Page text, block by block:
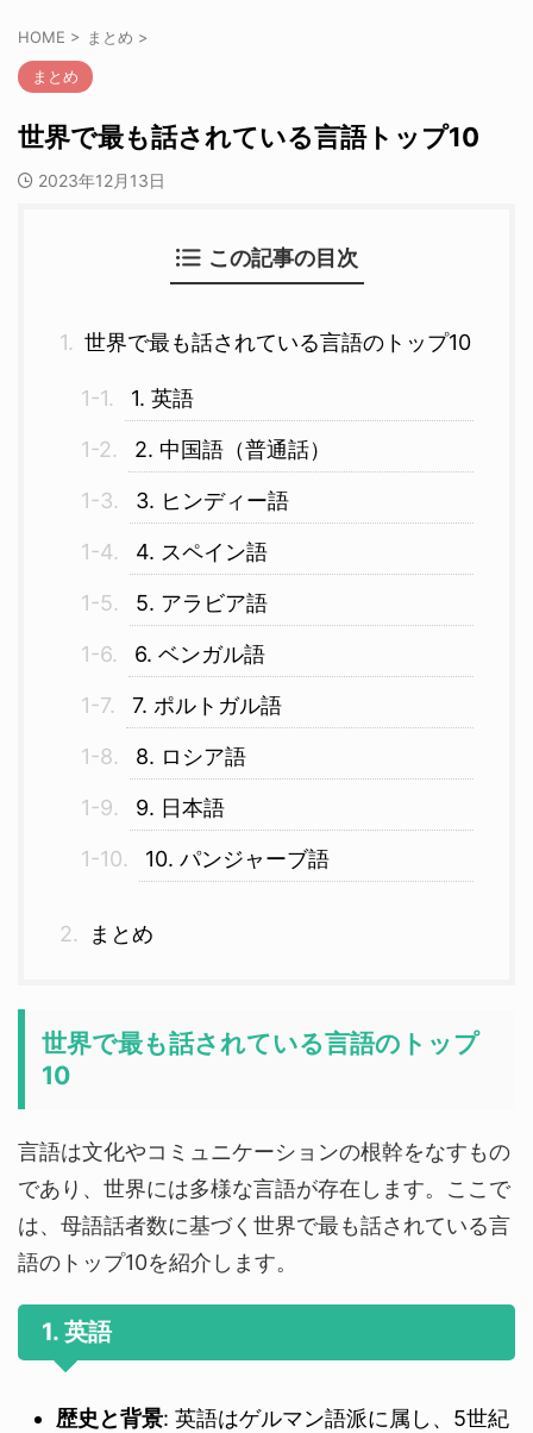
HOME > まとめ >
まとめ
世界で最も話されている言語トップ10
2023年12月13日
この記事の目次
世界で最も話されている言語のトップ10
1. 英語
2. 中国語（普通話）
3. ヒンディー語
4. スペイン語
5. アラビア語
6. ベンガル語
7. ポルトガル語
8. ロシア語
9. 日本語
10. パンジャーブ語
まとめ
世界で最も話されている言語のトップ
10
言語は文化やコミュニケーションの根幹をなすもの
であり、世界には多様な言語が存在します。ここで
は、母語話者数に基づく世界で最も話されている言
語のトップ10を紹介します。
1. 英語
歴史と背景: 英語はゲルマン語派に属し、5世紀